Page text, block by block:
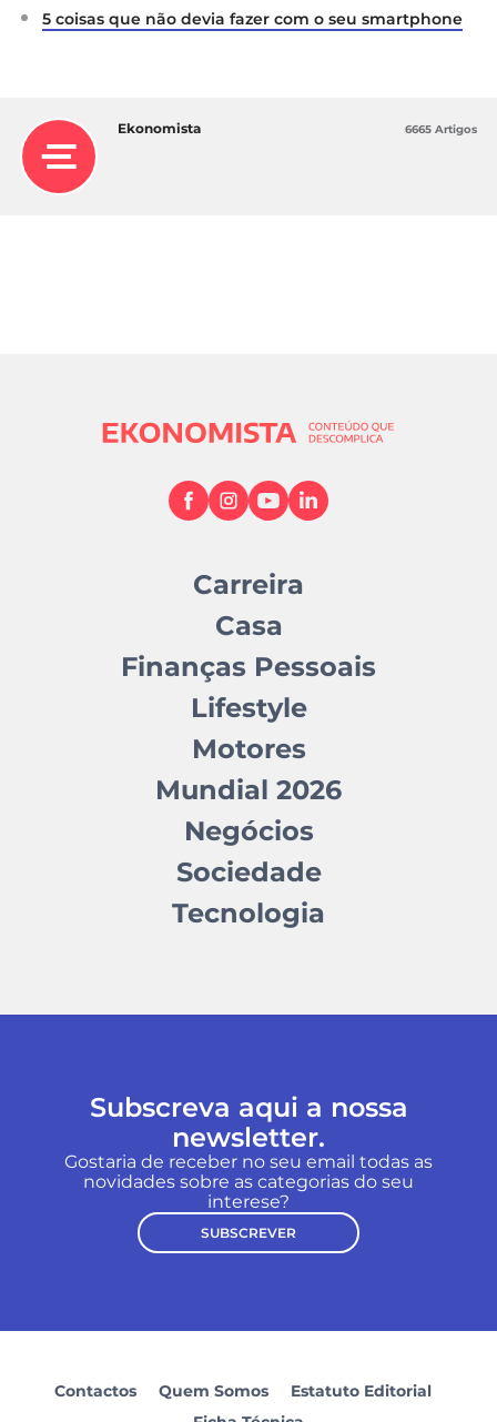
5 coisas que não devia fazer com o seu smartphone
Ekonomista 6665 Artigos
Carreira
Casa
Finanças Pessoais
Lifestyle
Motores
Mundial 2026
Negócios
Sociedade
Tecnologia
Subscreva aqui a nossa
newsletter.
Gostaria de receber no seu email todas as
novidades sobre as categorias do seu
interese?
SUBSCREVER
Contactos Quem Somos
Estatuto Editorial